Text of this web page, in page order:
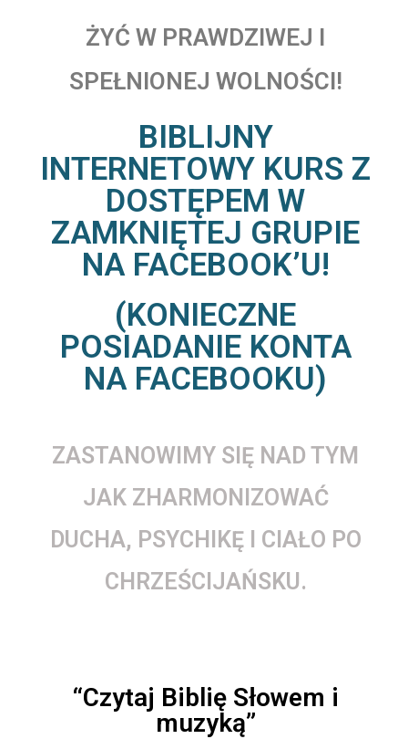
ŻYĆ W PRAWDZIWEJ I
SPEŁNIONEJ WOLNOŚCI!
BIBLIJNY
INTERNETOWY KURS Z
DOSTĘPEM W
ZAMKNIĘTEJ GRUPIE
NA FACEBOOK’U!
(KONIECZNE
POSIADANIE KONTA
NA FACEBOOKU)
ZASTANOWIMY SIĘ NAD TYM
JAK ZHARMONIZOWAĆ
DUCHA, PSYCHIKĘ I CIAŁO PO
CHRZEŚCIJAŃSKU.
“Czytaj Biblię Słowem i
muzyką”